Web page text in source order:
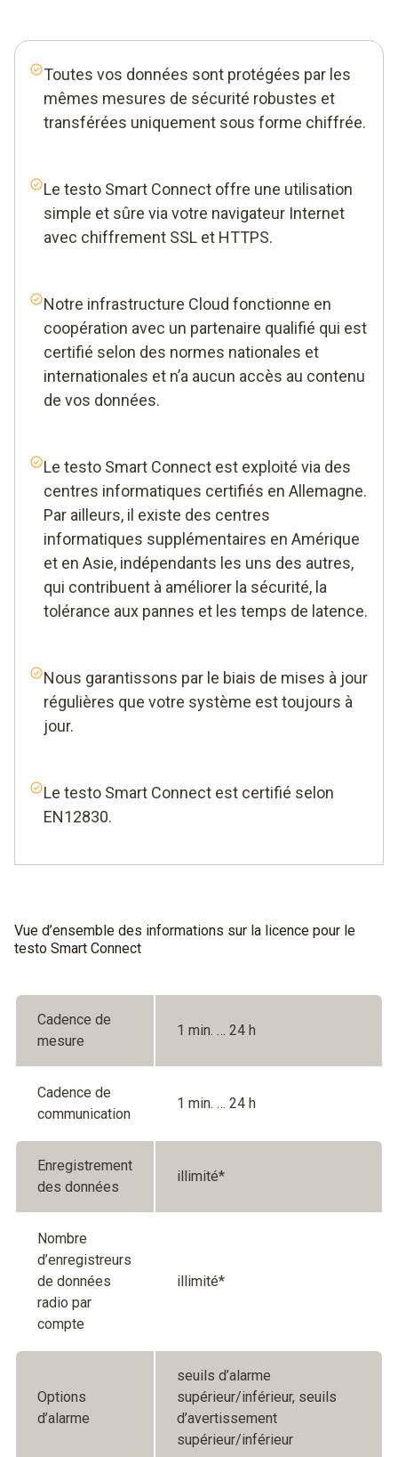
Toutes vos données sont protégées par les
mêmes mesures de sécurité robustes et
transférées uniquement sous forme chiffrée.
Le testo Smart Connect offre une utilisation
simple et sûre via votre navigateur Internet
avec chiffrement SSL et HTTPS.
Notre infrastructure Cloud fonctionne en
coopération avec un partenaire qualifié qui est
certifié selon des normes nationales et
internationales et n’a aucun accès au contenu
de vos données.
Le testo Smart Connect est exploité via des
centres informatiques certifiés en Allemagne.
Par ailleurs, il existe des centres
informatiques supplémentaires en Amérique
et en Asie, indépendants les uns des autres,
qui contribuent à améliorer la sécurité, la
tolérance aux pannes et les temps de latence.
Nous garantissons par le biais de mises à jour
régulières que votre système est toujours à
jour.
Le testo Smart Connect est certifié selon
EN12830.
Vue d’ensemble des informations sur la licence pour le
testo Smart Connect
Cadence de
mesure
1 min. … 24 h
Cadence de
communication
1 min. … 24 h
Enregistrement
des données
illimité*
Nombre
d’enregistreurs
de données
radio par
compte
illimité*
Options
d’alarme
seuils d’alarme
supérieur/inférieur, seuils
d’avertissement
supérieur/inférieur